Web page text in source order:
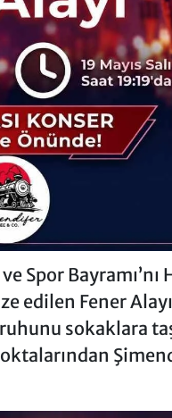
Spor Bayramı’nı
edilen Fener
sokaklara